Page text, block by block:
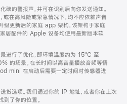
碳的警报声，并可在识别后向你发送通知。
或在高风险或紧急情况下，均不应依赖声音
级更新后的家庭 app 架构，该架构于家庭
居配件的 Apple 设备均使用最新版本软
进行了优化，即环境温度约为 15ºC 至
的场景。在长时间以高音量播放音频等情
mini 在启动后需要一定时间对传感器进
货选项。我们通过你的 IP 地址，或者你在上次
了你的位置。